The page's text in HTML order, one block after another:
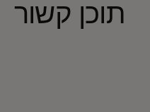
תוכן קשור